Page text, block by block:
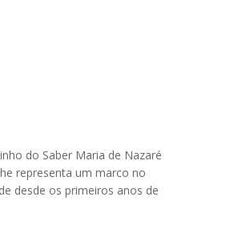
do Saber Maria de Nazaré
representa um marco no
desde os primeiros anos de